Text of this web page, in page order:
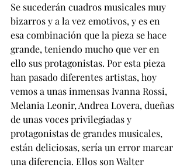
Se sucederán cuadros musicales muy
bizarros y a la vez emotivos, y es en
esa combinación que la pieza se hace
grande, teniendo mucho que ver en
ello sus protagonistas. Por esta pieza
han pasado diferentes artistas, hoy
vemos a unas inmensas Ivanna Rossi,
Melania Leonir, Andrea Lovera, dueñas
de unas voces privilegiadas y
protagonistas de grandes musicales,
están deliciosas, sería un error marcar
una diferencia. Ellos son Walter